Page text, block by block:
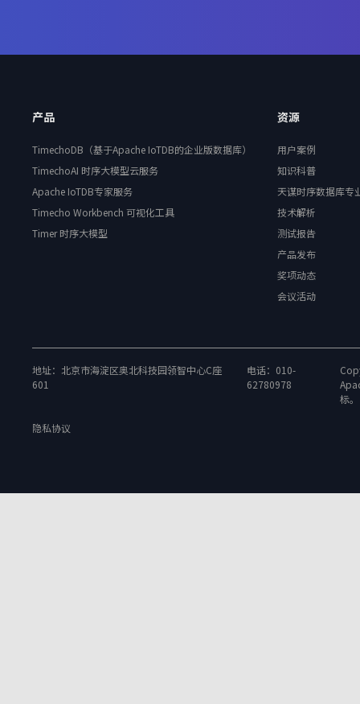
产品
TimechoDB（基于Apache IoTDB的企业版数据库）
TimechoAI 时序大模型云服务
Apache IoTDB专家服务
Timecho Workbench 可视化工具
Timer 时序大模型
资源
用户案例
知识科普
天谋时序数据库专
技术解析
测试报告
产品发布
奖项动态
会议活动
地址：北京市海淀区奥北科技园领智中心C座
601
电话：010-
62780978
标。
隐私协议